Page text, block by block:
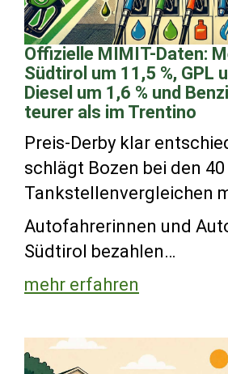
Offizielle MIMIT-Daten:
Südtirol um 11,5 %, GPL
Diesel um 1,6 % und
teurer als im Trentino
Preis-Derby klar
schlägt Bozen bei den
Tankstellenvergleichen
Autofahrerinnen und
Südtirol bezahlen…
mehr erfahren